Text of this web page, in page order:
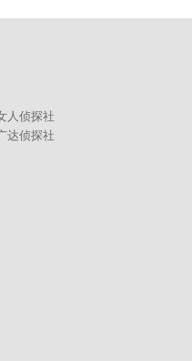
人侦探社
达侦探社